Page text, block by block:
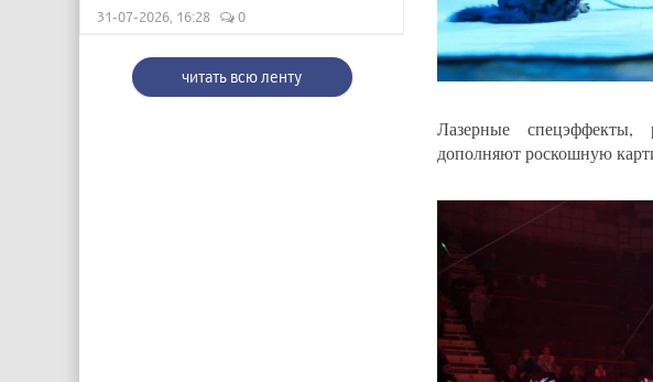
31-07-2026, 16:28 0
читать всю ленту
Лазерные спецэффекты,
дополняют роскошную